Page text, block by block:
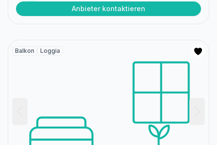
Anbieter kontaktieren
Balkon Loggia